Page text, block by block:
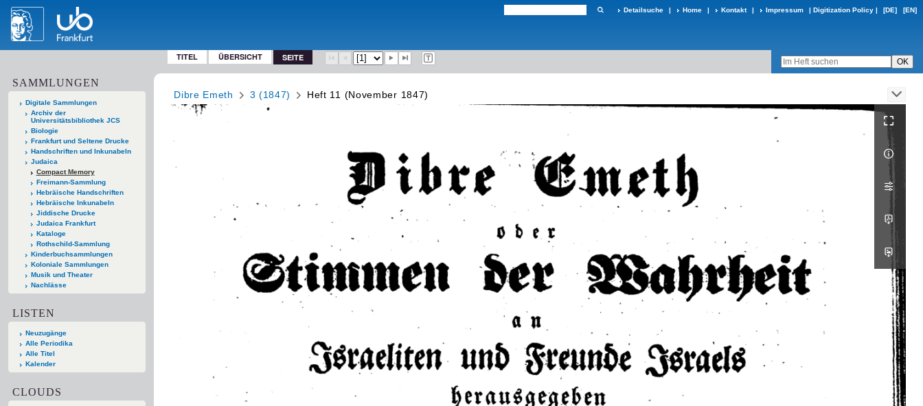
Detailsuche | Home | Kontakt | Impressum | Digitization Policy | [DE] [EN]
TITEL ÜBERSICHT SEITE
SAMMLUNGEN
Digitale Sammlungen
Archiv der
Universitätsbibliothek JCS
Biologie
Frankfurt und Seltene Drucke
Handschriften und Inkunabeln
Judaica
Compact Memory
Freimann-Sammlung
Hebräische Handschriften
Hebräische Inkunabeln
Jiddische Drucke
Judaica Frankfurt
Kataloge
Rothschild-Sammlung
Kinderbuchsammlungen
Koloniale Sammlungen
Musik und Theater
Nachlässe
LISTEN
Neuzugänge
Alle Periodika
Alle Titel
Kalender
CLOUDS
Dibre Emeth 3 (1847) Heft 11 (November 1847)